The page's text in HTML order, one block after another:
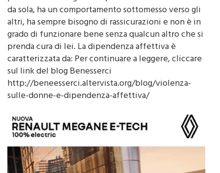
altri, ha sempre bisogno di rassicurazioni e non è in
grado di funzionare bene senza qualcun altro che si
prenda cura di lei. La dipendenza affettiva è
caratterizzata da: Per continuare a leggere, cliccare
sul link del blog Benesserci
http://beneesserci.altervista.org/blog/violenza-
sulle-donne-e-dipendenza-affettiva/